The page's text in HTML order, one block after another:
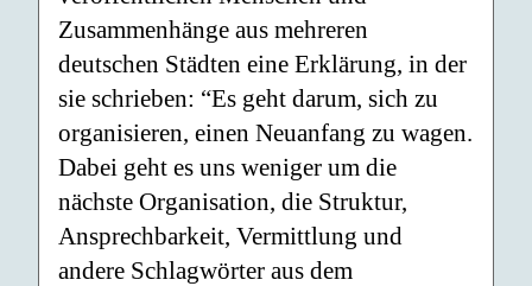
Zusammenhänge aus mehreren
deutschen Städten eine Erklärung, in der
sie schrieben: “Es geht darum, sich zu
organisieren, einen Neuanfang zu wagen.
Dabei geht es uns weniger um die
nächste Organisation, die Struktur,
Ansprechbarkeit, Vermittlung und
andere Schlagwörter aus dem